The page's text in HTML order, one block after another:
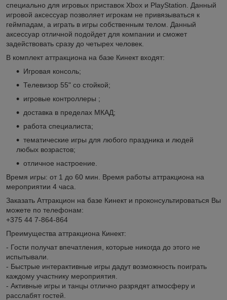
специально для игровых приставок Xbox и PlayStation. Данный
игровой аксессуар позволяет игрокам не привязываться к
геймпадам, а играть в игры собственным телом. Данный
аксессуар отличной подойдет для компании и сможет
задействовать сразу до четырех человек.
В комплект аттракциона на базе Кинект входят:
Игровая консоль;
Телевизор 55" со стойкой;
игровые контроллеры ;
доставка в пределах МКАД;
работа специалиста;
тематические игры для любого праздника и людей
любых возрастов;
отличное настроение.
Время игры: от 1 до 60 мин. Время работы аттракциона на
мероприятии 4 часа.
Заказать Аттракцион на базе Кинект и проконсультироваться Вы
можете по телефонам:
+375 44 7-864-864
Преимущества аттракциона Кинект:
- Гости получат впечатления, которые никогда до этого не
испытывали.
- Быстрые интерактивные игры дадут возможность поиграть
каждому участнику мероприятия.
- Активные игры и танцы отлично разрядят атмосферу и
расслабят гостей.